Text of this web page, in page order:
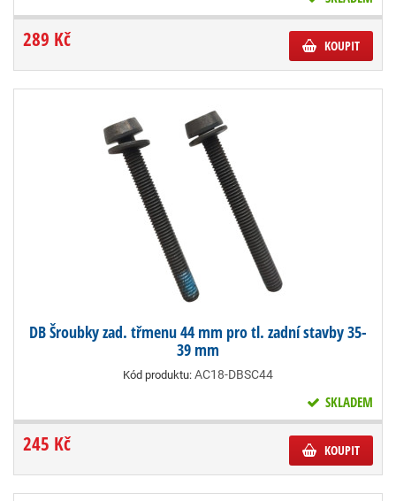
289 Kč KOUPIT
DB Šroubky zad. třmenu 44 mm pro tl. zadní stavby 35-
39 mm
Kód produktu: AC18-DBSC44
SKLADEM
245 Kč KOUPIT